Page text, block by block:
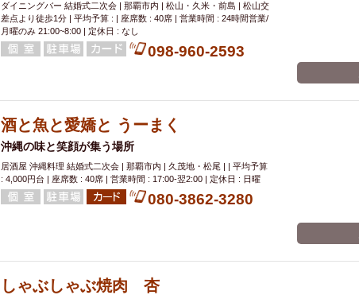
ダイニングバー 結婚式二次会 | 那覇市内 | 松山・久米・前島 | 松山交
差点より徒歩1分 | 平均予算 : | 座席数 : 40席 | 営業時間 : 24時間営業/
月曜のみ 21:00~8:00 | 定休日 : なし
098-960-2593
酒と魚と愛嬌と うーまく
沖縄の味と笑顔が集う場所
居酒屋 沖縄料理 結婚式二次会 | 那覇市内 | 久茂地・松尾 | | 平均予算
: 4,000円台 | 座席数 : 40席 | 営業時間 : 17:00-翌2:00 | 定休日 : 日曜
080-3862-3280
しゃぶしゃぶ焼肉 杏